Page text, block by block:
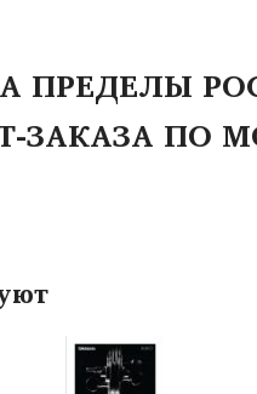
ПРЕДЕЛЫ
ЗАКАЗА ПО